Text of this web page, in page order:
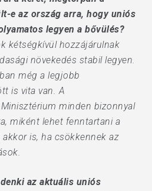
e az ország arra, hogy uniós
legyen a bővülés?
kétségkívül hozzájárulnak
növekedés stabil legyen.
még a legjobb
is vita van. A
minden bizonnyal
miként lehet fenntartani a
is, ha csökkennek az
az aktuá­lis uniós